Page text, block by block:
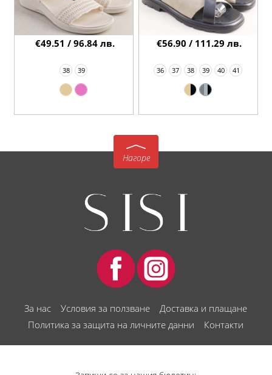
38 39
€49.51 / 96.84 лв.
36 37 38 39 40 41
€56.90 / 111.29 лв.
Нагоре
За нас Условия за ползване
Доставка и плащане
Политика за защита на личните данни
Контакти